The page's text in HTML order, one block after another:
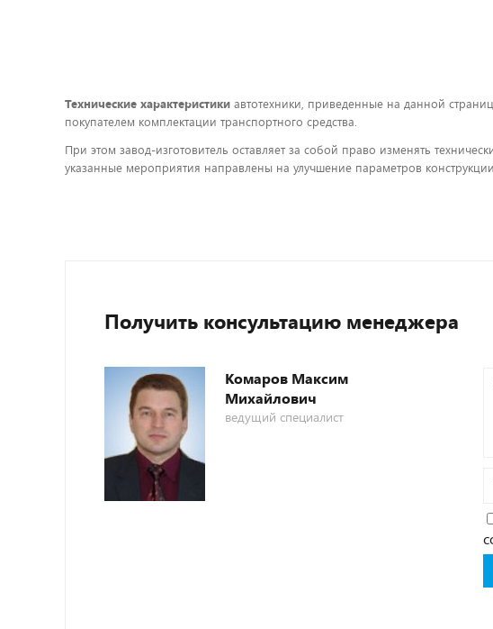
Технические характеристики автотехники, приведенные на данной
покупателем комплектации транспортного средства.
При этом завод-изготовитель оставляет за собой право изменять
указанные мероприятия направлены на улучшение параметров
Получить консультацию менеджера
Комаров Максим
Михайлович
ведущий специалист